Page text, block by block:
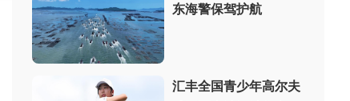
东海警保驾护航
汇丰全国青少年高尔夫